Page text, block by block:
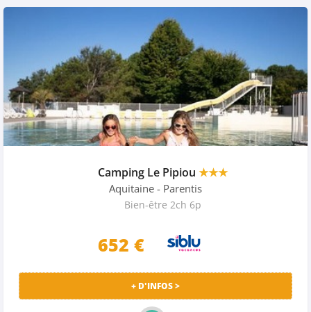
Camping Le Pipiou ★★★
Aquitaine - Parentis
Bien-être 2ch 6p
652 €
+ D'INFOS >